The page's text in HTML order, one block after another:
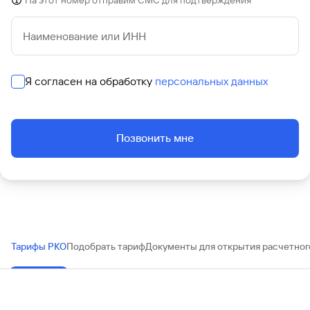
Наименование или ИНН
Я согласен на обработку персональных данных
Позвонить мне
Тарифы РКОПодобрать тарифДокументы для открытия